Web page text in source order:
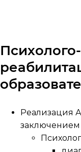
Реализация